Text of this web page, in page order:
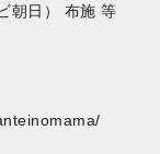
朝日） 布施 等